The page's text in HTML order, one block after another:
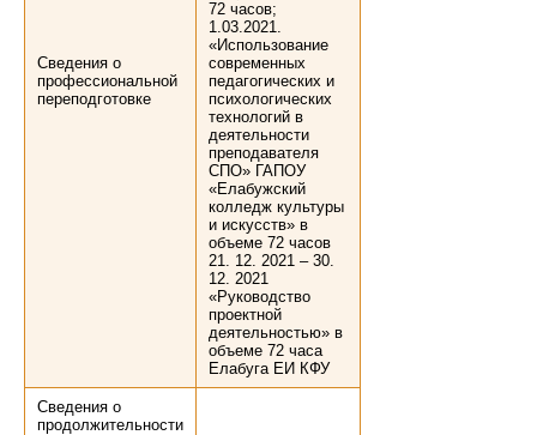
Сведения о
профессиональной
переподготовке
72 часов;
1.03.2021.
«Использование
современных
педагогических и
психологических
технологий в
деятельности
преподавателя
СПО» ГАПОУ
«Елабужский
колледж культуры
и искусств» в
объеме 72 часов
21. 12. 2021 – 30.
12. 2021
«Руководство
проектной
деятельностью» в
объеме 72 часа
Елабуга ЕИ КФУ
Сведения о
продолжительности